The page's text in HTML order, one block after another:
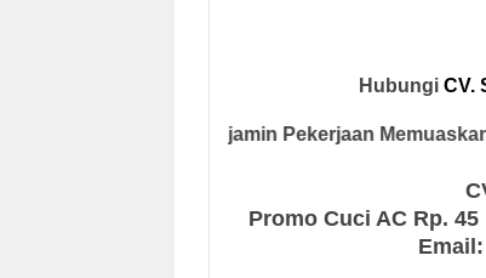
Hubungi CV.
(Dijamin Pekerjaan
Promo Cuci AC Rp. 45